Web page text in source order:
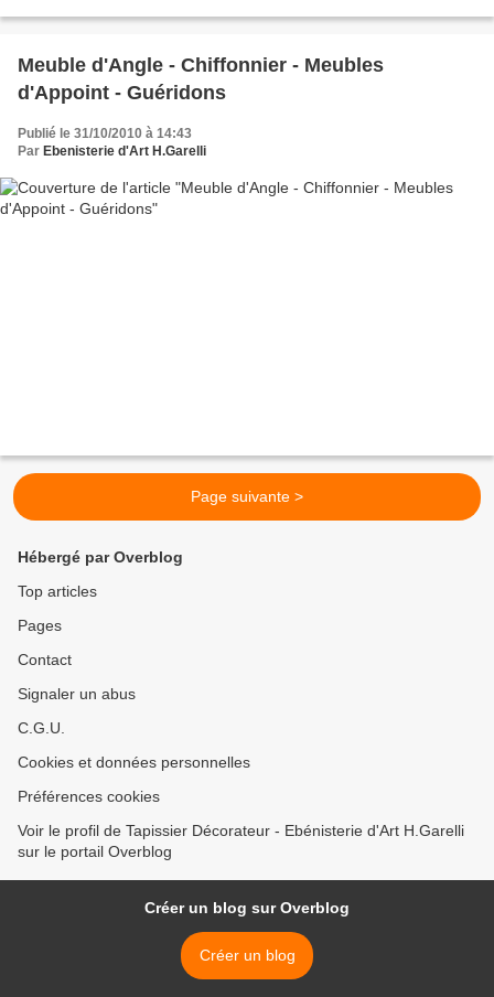
Meuble d'Angle - Chiffonnier - Meubles
d'Appoint - Guéridons
Publié le 31/10/2010 à 14:43
Par Ebenisterie d'Art H.Garelli
Page suivante >
Hébergé par Overblog
Top articles
Pages
Contact
Signaler un abus
C.G.U.
Cookies et données personnelles
Préférences cookies
Voir le profil de Tapissier Décorateur - Ebénisterie d'Art H.Garelli
sur le portail Overblog
Créer un blog sur Overblog
Créer un blog